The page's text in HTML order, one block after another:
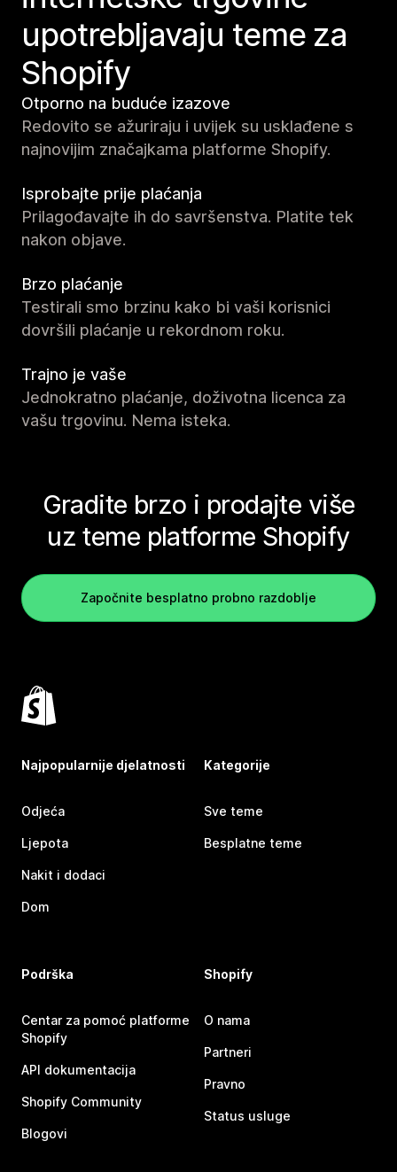
upotrebljavaju teme za
Shopify
Otporno na buduće izazove
Redovito se ažuriraju i uvijek su usklađene s
najnovijim značajkama platforme Shopify.
Isprobajte prije plaćanja
Prilagođavajte ih do savršenstva. Platite tek
nakon objave.
Brzo plaćanje
Testirali smo brzinu kako bi vaši korisnici
dovršili plaćanje u rekordnom roku.
Trajno je vaše
Jednokratno plaćanje, doživotna licenca za
vašu trgovinu. Nema isteka.
Gradite brzo i prodajte više
uz teme platforme Shopify
Započnite besplatno probno razdoblje
Najpopularnije djelatnosti
Odjeća
Ljepota
Nakit i dodaci
Dom
Kategorije
Sve teme
Besplatne teme
Podrška
Centar za pomoć platforme
Shopify
API dokumentacija
Shopify Community
Blogovi
Shopify
O nama
Partneri
Pravno
Status usluge